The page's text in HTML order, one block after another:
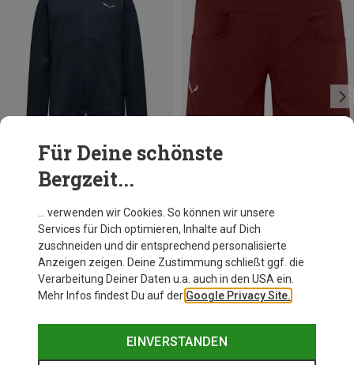
Du sparst 10%
Für Deine schönste
Bergzeit...
… verwenden wir Cookies. So können wir unsere
Services für Dich optimieren, Inhalte auf Dich
zuschneiden und dir entsprechend personalisierte
Anzeigen zeigen. Deine Zustimmung schließt ggf. die
Verarbeitung Deiner Daten u.a. auch in den USA ein.
Mehr Infos findest Du auf der Google Privacy Site.
EINVERSTANDEN